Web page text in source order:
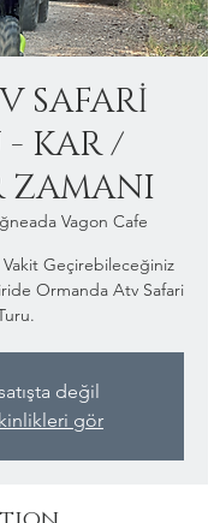
SAFARİ
- KAR /
ZAMANI
Vagon Cafe
Geçirebileceğiniz
Ormanda Atv Safari
değil
gör